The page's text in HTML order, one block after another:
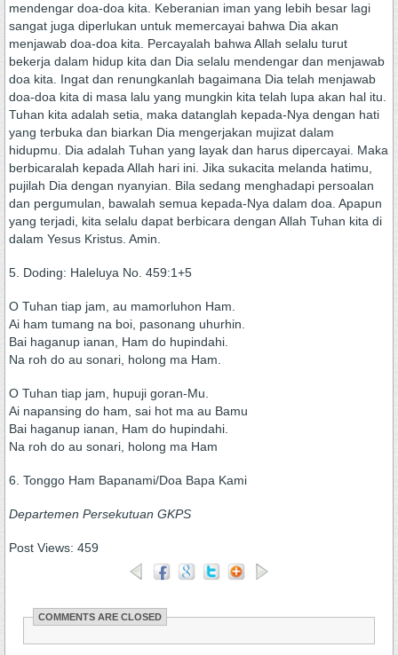
mendengar doa-doa kita. Keberanian iman yang lebih besar lagi
sangat juga diperlukan untuk memercayai bahwa Dia akan
menjawab doa-doa kita. Percayalah bahwa Allah selalu turut
bekerja dalam hidup kita dan Dia selalu mendengar dan menjawab
doa kita. Ingat dan renungkanlah bagaimana Dia telah menjawab
doa-doa kita di masa lalu yang mungkin kita telah lupa akan hal itu.
Tuhan kita adalah setia, maka datanglah kepada-Nya dengan hati
yang terbuka dan biarkan Dia mengerjakan mujizat dalam
hidupmu. Dia adalah Tuhan yang layak dan harus dipercayai. Maka
berbicaralah kepada Allah hari ini. Jika sukacita melanda hatimu,
pujilah Dia dengan nyanyian. Bila sedang menghadapi persoalan
dan pergumulan, bawalah semua kepada-Nya dalam doa. Apapun
yang terjadi, kita selalu dapat berbicara dengan Allah Tuhan kita di
dalam Yesus Kristus. Amin.
5. Doding: Haleluya No. 459:1+5
O Tuhan tiap jam, au mamorluhon Ham.
Ai ham tumang na boi, pasonang uhurhin.
Bai haganup ianan, Ham do hupindahi.
Na roh do au sonari, holong ma Ham.
O Tuhan tiap jam, hupuji goran-Mu.
Ai napansing do ham, sai hot ma au Bamu
Bai haganup ianan, Ham do hupindahi.
Na roh do au sonari, holong ma Ham
6. Tonggo Ham Bapanami/Doa Bapa Kami
Departemen Persekutuan GKPS
Post Views: 459
COMMENTS ARE CLOSED